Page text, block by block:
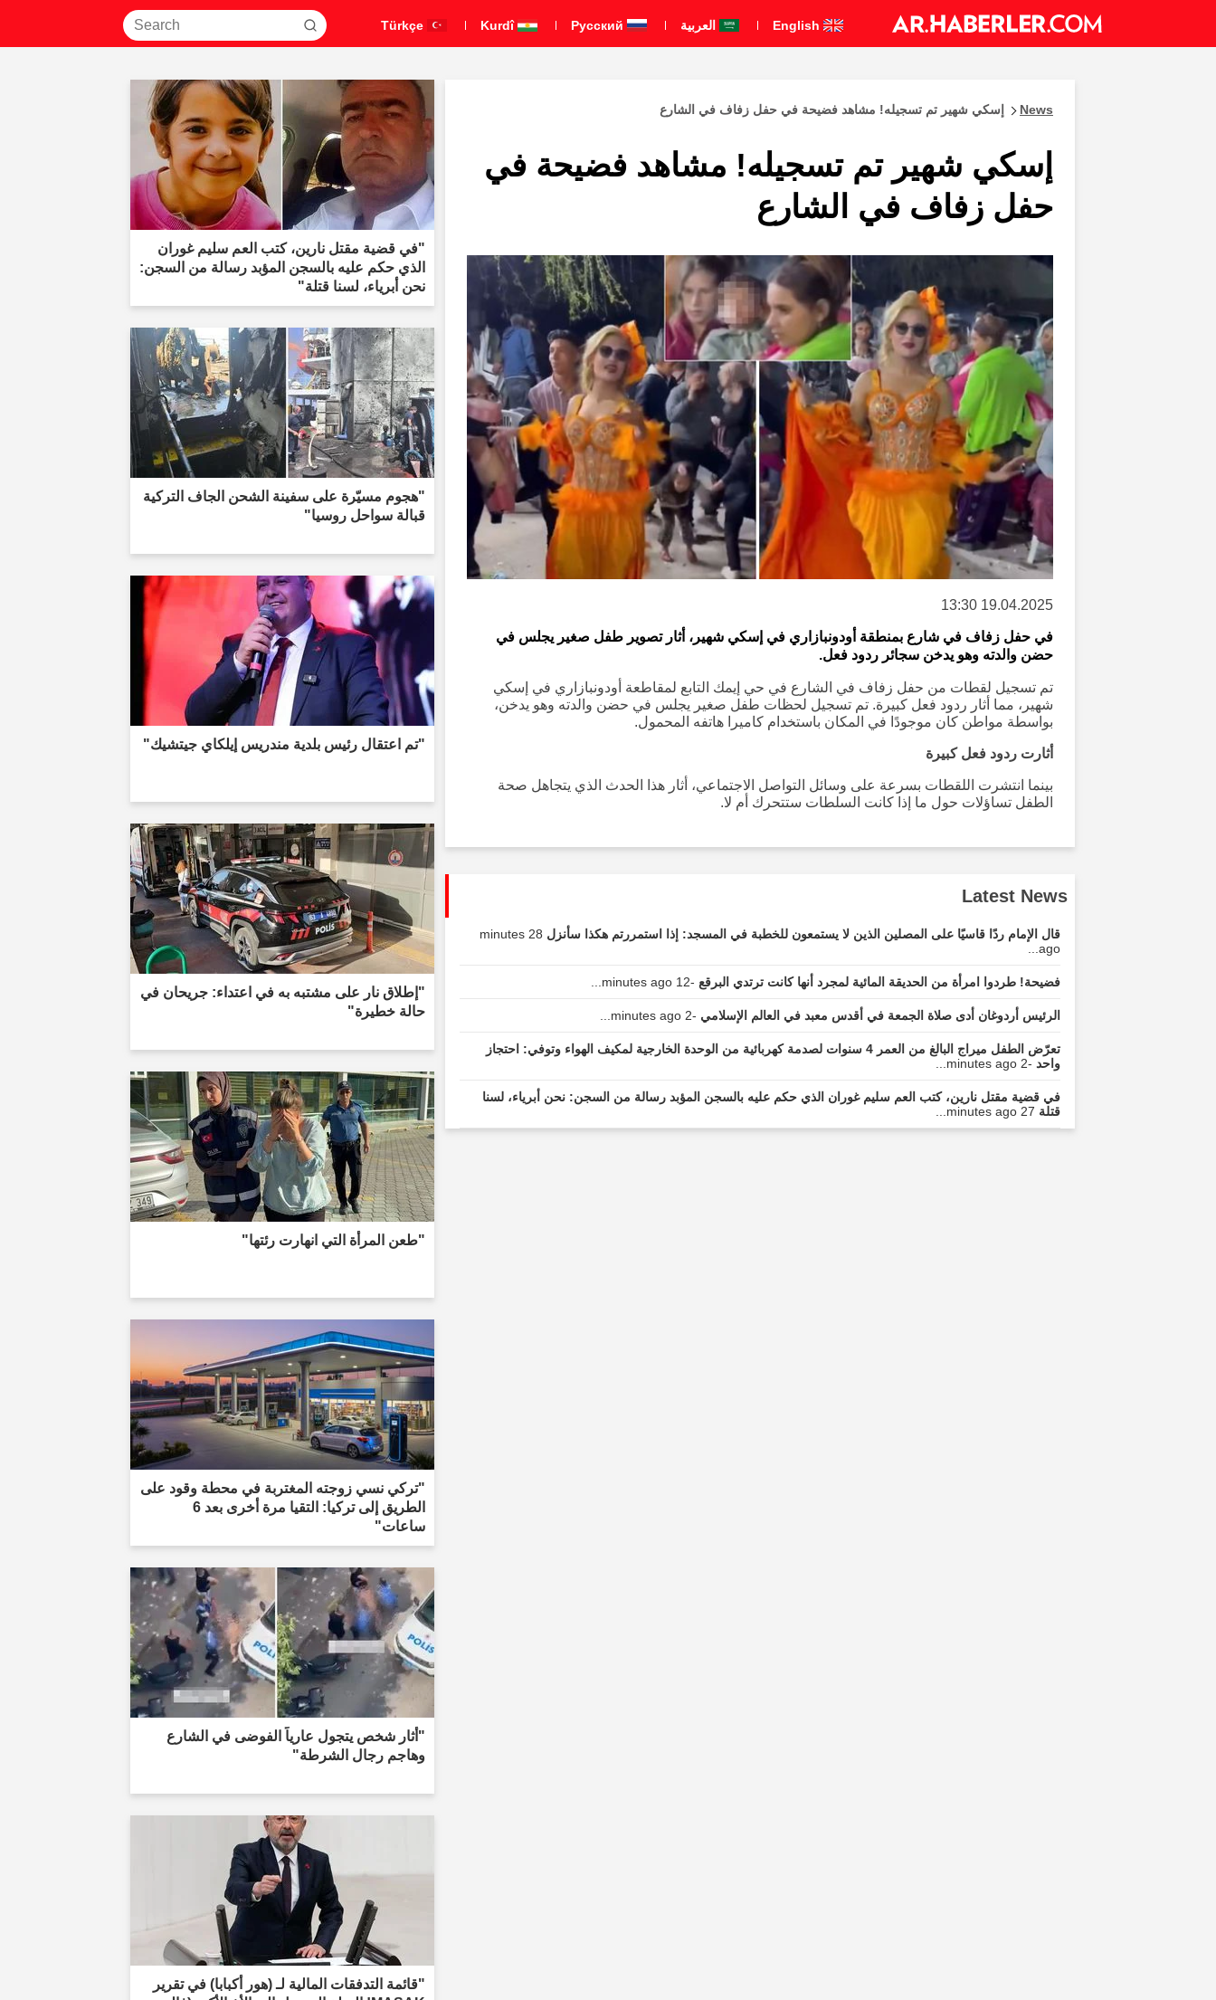
العربية Kurdî
News إسكي شهير تم تسجيله! مشاهد فضيحة في حفل زفاف في الشارع
إسكي شهير تم تسجيله! مشاهد فضيحة في
حفل زفاف في الشارع
19.04.2025 13:30
في حفل زفاف في شارع بمنطقة أودونبازاري في إسكي شهير، أثار تصوير طفل صغير يجلس في
حضن والدته وهو يدخن سجائر ردود فعل.
تم تسجيل لقطات من حفل زفاف في الشارع في حي إيمك التابع لمقاطعة أودونبازاري في إسكي
شهير، مما أثار ردود فعل كبيرة. تم تسجيل لحظات طفل صغير يجلس في حضن والدته وهو يدخن،
بواسطة مواطن كان موجودًا في المكان باستخدام كاميرا هاتفه المحمول.
أثارت ردود فعل كبيرة
بينما انتشرت اللقطات بسرعة على وسائل التواصل الاجتماعي، أثار هذا الحدث الذي يتجاهل صحة
الطفل تساؤلات حول ما إذا كانت السلطات ستتحرك أم لا.
Latest News
قال الإمام ردًا قاسيًا على المصلين الذين لا يستمعون للخطبة في المسجد: إذا استمررتم هكذا سأنزل
28 minutes
ago...
فضيحة! طردوا امرأة من الحديقة المائية لمجرد أنها كانت ترتدي البرقع -12 minutes ago...
الرئيس أردوغان أدى صلاة الجمعة في أقدس معبد في العالم الإسلامي -2 minutes ago...
تعرّض الطفل ميراج البالغ من العمر 4 سنوات لصدمة كهربائية من الوحدة الخارجية لمكيف الهواء وتوفي: احتجاز
واحد -2 minutes ago...
في قضية مقتل نارين، كتب العم سليم غوران الذي حكم عليه بالسجن المؤبد رسالة من السجن: نحن أبرياء، لسنا
قتلة 27 minutes ago...
"في قضية مقتل نارين، كتب العم سليم غوران
الذي حكم عليه بالسجن المؤبد رسالة من السجن:
نحن أبرياء، لسنا قتلة"
"هجوم مسيّرة على سفينة الشحن الجاف التركية
قبالة سواحل روسيا"
"تم اعتقال رئيس بلدية مندريس إيلكاي جيتشيك"
"إطلاق نار على مشتبه به في اعتداء: جريحان في
حالة خطيرة"
"طعن المرأة التي انهارت رئتها"
"تركي نسي زوجته المغتربة في محطة وقود على
الطريق إلى تركيا: التقيا مرة أخرى بعد 6
ساعات"
"أثار شخص يتجول عارياً الفوضى في الشارع
وهاجم رجال الشرطة"
"قائمة التدفقات المالية لـ (هور أكبابا) في تقرير